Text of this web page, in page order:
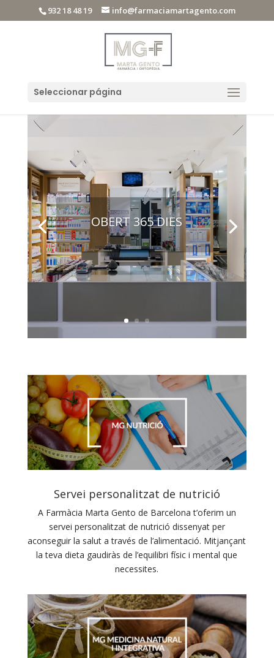
932 18 48 19 info@farmaciamartagento.com
Seleccionar página
OBERT 365 DIES
Servei personalitzat de nutrició
A Farmàcia Marta Gento de Barcelona t’oferim un
servei personalitzat de nutrició dissenyat per
aconseguir la salut a través de l’alimentació. Mitjançant
la teva dieta gaudiràs de l’equilibri físic i mental que
necessites.